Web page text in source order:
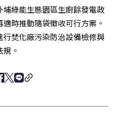
綠能生態園區生廚餘發電政
時推動隨袋徵收可行方案。
焚化廠污染防治設備檢修與
。